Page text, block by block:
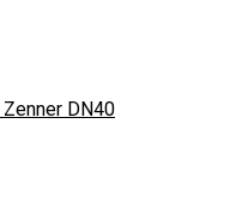
DN40